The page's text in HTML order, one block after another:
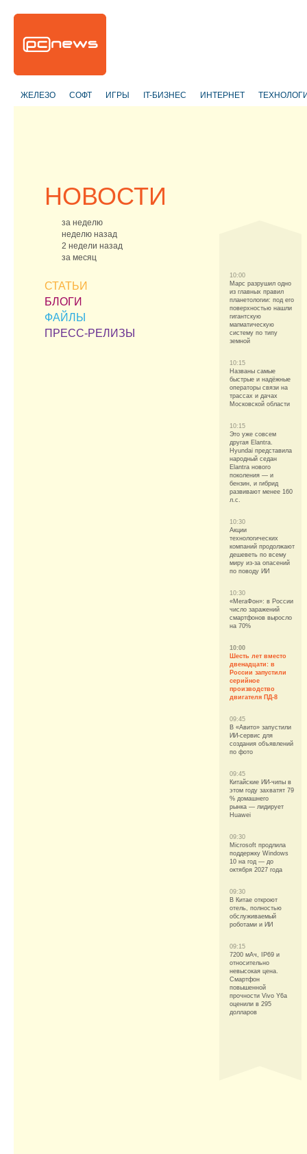
ЖЕЛЕЗО СОФТ ИГРЫ IT-БИЗНЕС ИНТЕРНЕТ
НОВОСТИ
за неделю
неделю назад
2 недели назад
за месяц
СТАТЬИ
БЛОГИ
ФАЙЛЫ
ПРЕСС-РЕЛИЗЫ
10:00
Марс разрушил одно
из главных правил
планетологии: под его
поверхностью нашли
гигантскую
магматическую
систему по типу
земной
10:15
Названы самые
быстрые и надёжные
операторы связи на
трассах и дачах
Московской области
10:15
Это уже совсем
другая Elantra.
Hyundai представила
народный седан
Elantra нового
поколения — и
бензин, и гибрид
развивают менее 160
л.с.
10:30
Акции
технологических
компаний продолжают
дешеветь по всему
миру из-за опасений
по поводу ИИ
10:30
«МегаФон»: в России
число заражений
смартфонов выросло
на 70%
10:00
Шесть лет вместо
двенадцати: в
России запустили
серийное
производство
двигателя ПД-8
09:45
В «Авито» запустили
ИИ-сервис для
создания объявлений
по фото
09:45
Китайские ИИ-чипы в
этом году захватят 79
% домашнего
рынка — лидирует
Huawei
09:30
Microsoft продлила
поддержку Windows
10 на год — до
октября 2027 года
09:30
В Китае откроют
отель, полностью
обслуживаемый
роботами и ИИ
09:15
7200 мАч, IP69 и
относительно
невысокая цена.
Смартфон
повышенной
прочности Vivo Y6a
оценили в 295
долларов